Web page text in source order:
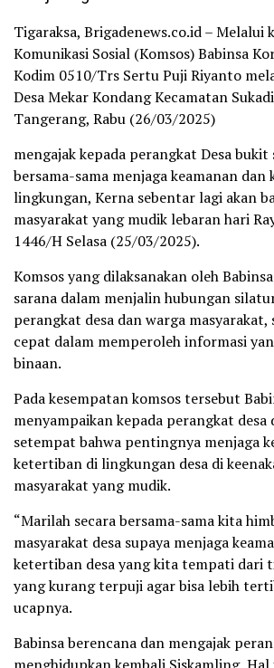
Tigaraksa, Brigadenews.co.id – Melalui
Komunikasi Sosial (Komsos) Babinsa
Kodim 0510/Trs Sertu Puji Riyanto
Desa Mekar Kondang Kecamatan
Tangerang, Rabu (26/03/2025)
mengajak kepada perangkat Desa
bersama-sama menjaga keamanan
lingkungan, Kerna sebentar lagi akan
masyarakat yang mudik lebaran hari
1446/H Selasa (25/03/2025).
Komsos yang dilaksanakan oleh
sarana dalam menjalin hubungan
perangkat desa dan warga masyarakat,
cepat dalam memperoleh informasi
binaan.
Pada kesempatan komsos tersebut
menyampaikan kepada perangkat desa
setempat bahwa pentingnya menjaga
ketertiban di lingkungan desa di
masyarakat yang mudik.
“Marilah secara bersama-sama kita
masyarakat desa supaya menjaga
ketertiban desa yang kita tempati dari
yang kurang terpuji agar bisa lebih
ucapnya.
Babinsa berencana dan mengajak